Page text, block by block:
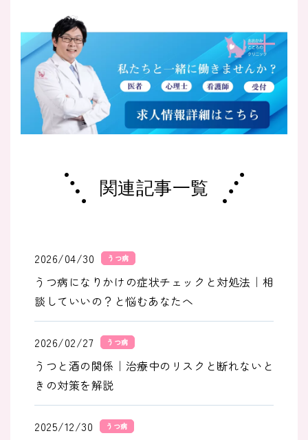
関連記事一覧
2026/04/30 うつ病
うつ病になりかけの症状チェックと対処法｜相
談していいの？と悩むあなたへ
2026/02/27 うつ病
うつと酒の関係｜治療中のリスクと断れないと
きの対策を解説
2025/12/30 うつ病